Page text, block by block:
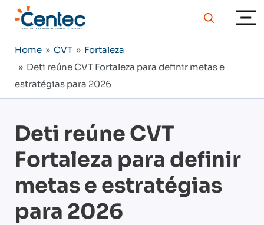
Home » CVT » Fortaleza
» Deti reúne CVT Fortaleza para definir metas e
estratégias para 2026
Deti reúne CVT
Fortaleza para definir
metas e estratégias
para 2026